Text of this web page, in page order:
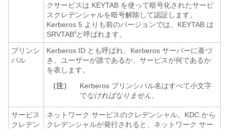
クサービスは KEYTAB を使って暗号化されたサービ
スクレデンシャルを暗号解除して認証します。
Kerberos 5 よりも前のバージョンでは、KEYTAB は
SRVTAB4と呼ばれます。
プリンシ
パル
Kerberos ID とも呼ばれ、Kerberos サーバーに基づ
き、ユーザーが誰であるか、サービスが何であるか
を表します。
（注）
Kerberos プリンシパル名はすべて小文字
でなければなりません。
サービス
クレデン
ネットワーク サービスのクレデンシャル。KDC から
クレデンシャルが発行されると、ネットワーク サー